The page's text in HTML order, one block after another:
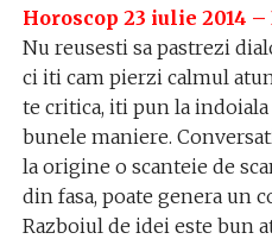
Horoscop 23 iulie 2014 –
Nu reusesti sa pastrezi
ci iti cam pierzi calmul
te critica, iti pun la
bunele maniere.
la origine o scanteie de
din fasa, poate genera un
Razboiul de idei este bun